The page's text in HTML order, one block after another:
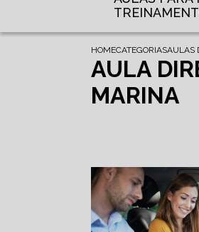
HOMECATEGORIASAULAS
AULA
MARINA